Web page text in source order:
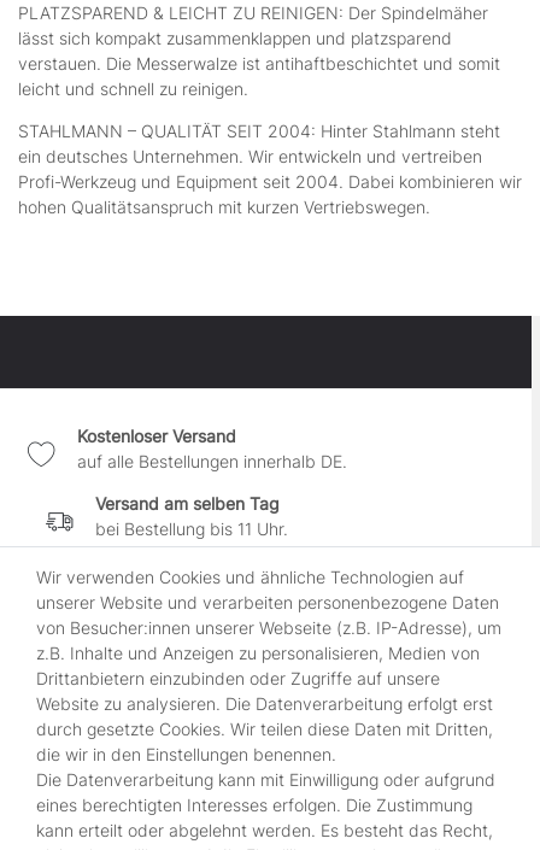
PLATZSPAREND & LEICHT ZU REINIGEN: Der Spindelmäher
lässt sich kompakt zusammenklappen und platzsparend
verstauen. Die Messerwalze ist antihaftbeschichtet und somit
leicht und schnell zu reinigen.
STAHLMANN – QUALITÄT SEIT 2004: Hinter Stahlmann steht
ein deutsches Unternehmen. Wir entwickeln und vertreiben
Profi-Werkzeug und Equipment seit 2004. Dabei kombinieren wir
hohen Qualitätsanspruch mit kurzen Vertriebswegen.
Kostenloser Versand
auf alle Bestellungen innerhalb DE.
Versand am selben Tag
bei Bestellung bis 11 Uhr.
30 Tage Widerrufsrecht
wenn es Dir nicht gefällt.
100% sichere Zahlung
durch SSL-gesicherte Kasse.
Shop
Kontakt
Über Uns
Zahlungsmöglichkeiten
Wir verwenden Cookies und ähnliche Technologien auf
unserer Website und verarbeiten personenbezogene Daten
von Besucher:innen unserer Webseite (z.B. IP-Adresse), um
z.B. Inhalte und Anzeigen zu personalisieren, Medien von
Drittanbietern einzubinden oder Zugriffe auf unsere
Website zu analysieren. Die Datenverarbeitung erfolgt erst
durch gesetzte Cookies. Wir teilen diese Daten mit Dritten,
die wir in den Einstellungen benennen.
Die Datenverarbeitung kann mit Einwilligung oder aufgrund
eines berechtigten Interesses erfolgen. Die Zustimmung
kann erteilt oder abgelehnt werden. Es besteht das Recht,